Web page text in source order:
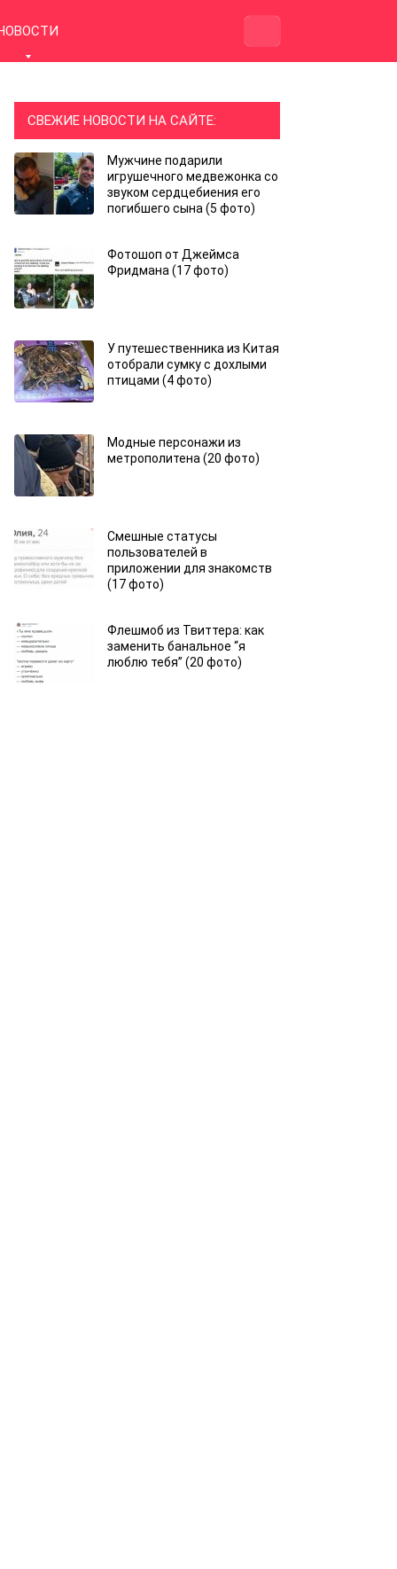
СВЕЖИЕ НОВОСТИ НА САЙТЕ:
Мужчине подарили
игрушечного медвежонка со
звуком сердцебиения его
погибшего сына (5 фото)
Фотошоп от Джеймса
Фридмана (17 фото)
У путешественника из Китая
отобрали сумку с дохлыми
птицами (4 фото)
Модные персонажи из
метрополитена (20 фото)
Смешные статусы
пользователей в
приложении для знакомств
(17 фото)
Флешмоб из Твиттера: как
заменить банальное “я
люблю тебя” (20 фото)